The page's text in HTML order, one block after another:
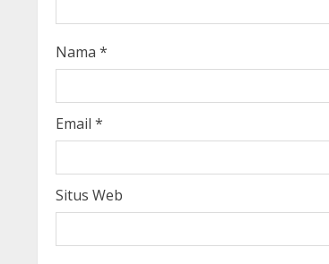
d
i
n
g
Nama *
Email *
Situs Web